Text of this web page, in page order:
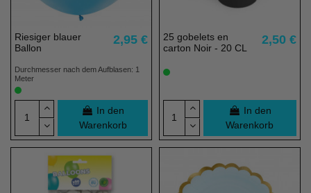
Riesiger blauer
Ballon
2,95 €
Durchmesser nach dem Aufblasen: 1
Meter
In den
Warenkorb
25 gobelets en
carton Noir - 20 CL
2,50 €
In den
Warenkorb